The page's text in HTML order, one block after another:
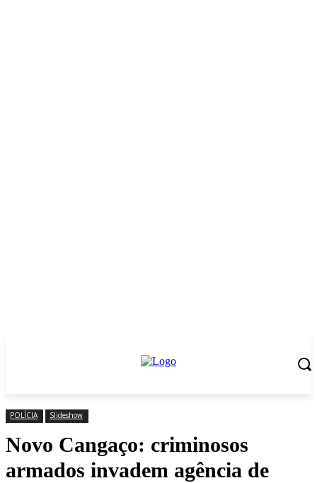
POLÍCIA Slideshow
Novo Cangaço: criminosos
armados invadem agência de